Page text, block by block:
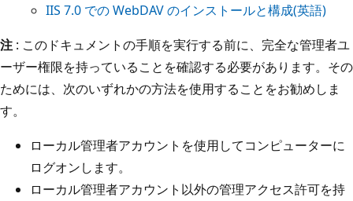
IIS 7.0 での WebDAV のインストールと構成(英語)
注 : このドキュメントの手順を実行する前に、完全な管理者ユ
ーザー権限を持っていることを確認する必要があります。その
ためには、次のいずれかの方法を使用することをお勧めしま
す。
ローカル管理者アカウントを使用してコンピューターに
ログオンします。
ローカル管理者アカウント以外の管理アクセス許可を持